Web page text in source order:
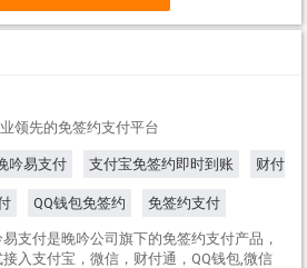
领先的免签约支付平台
吟易支付 支付宝免签约即时到账 财付
QQ钱包免签约 免签约支付
易支付是晚吟公司旗下的免签约支付产品，
入支付宝，微信，财付通，QQ钱包,微信